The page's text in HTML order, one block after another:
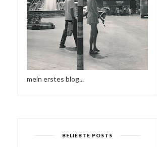
FRIEDER D - DEEP
ROCKERS SOUND
mein erstes blog...
BELIEBTE POSTS